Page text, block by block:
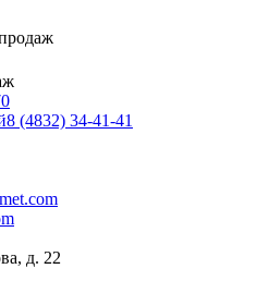
8 (4832) 34-41-41
д. 22